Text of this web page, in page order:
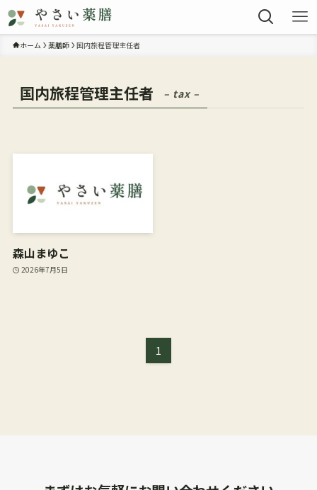
ホーム 薬膳師 国内旅程管理主任者
国内旅程管理主任者 – tax –
森山まゆこ
2026年7月5日
1